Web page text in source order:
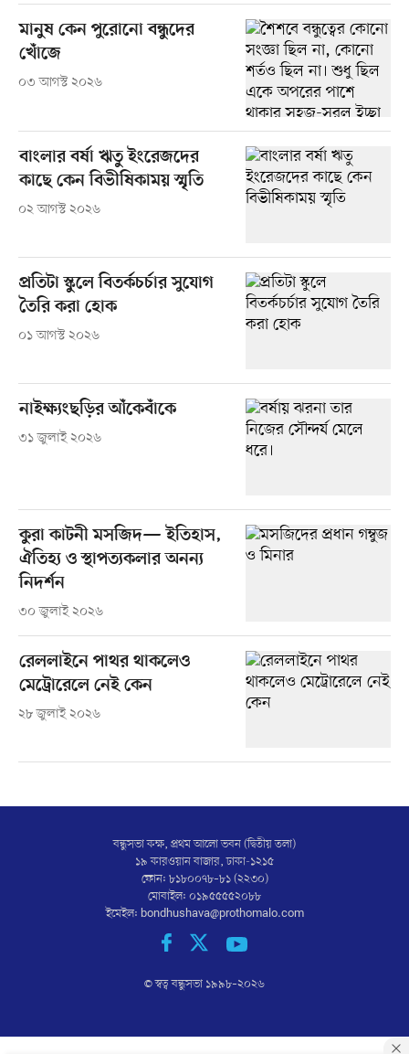
মানুষ কেন পুরোনো বন্ধুদের
খোঁজে
০৩ আগস্ট ২০২৬
বাংলার বর্ষা ঋতু ইংরেজদের
কাছে কেন বিভীষিকাময় স্মৃতি
০২ আগস্ট ২০২৬
প্রতিটা স্কুলে বিতর্কচর্চার সুযোগ
তৈরি করা হোক
০১ আগস্ট ২০২৬
নাইক্ষ্যংছড়ির আঁকেবাঁকে
৩১ জুলাই ২০২৬
কুরা কাটনী মসজিদ— ইতিহাস,
ঐতিহ্য ও স্থাপত্যকলার অনন্য
নিদর্শন
৩০ জুলাই ২০২৬
রেললাইনে পাথর থাকলেও
মেট্রোরেলে নেই কেন
২৮ জুলাই ২০২৬
বন্ধুসভা কক্ষ, প্রথম আলো ভবন (দ্বিতীয় তলা)
১৯ কারওয়ান বাজার, ঢাকা-১২১৫
ফোন: ৮১৮০০৭৮–৮১ (২২৩০)
মোবাইল: ০১৯৫৫৫৫২০৮৮
ইমেইল: bondhushava@prothomalo.com
© স্বত্ব বন্ধুসভা ১৯৯৮–২০২৬